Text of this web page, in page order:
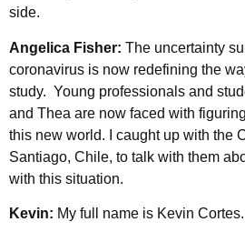
side.
Angelica Fisher: The uncertainty
coronavirus is now redefining the
study. Young professionals and
and Thea are now faced with
this new world. I caught up with the
Santiago, Chile, to talk with them
with this situation.
Kevin: My full name is Kevin Cortes.